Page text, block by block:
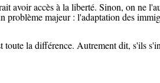
avoir accès à la liberté. Sinon, on ne
problème majeur : l'adaptation des
toute la différence. Autrement dit, s'ils